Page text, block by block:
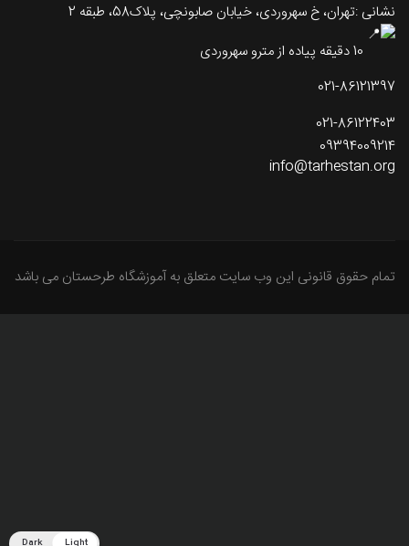
نشانی :تهران، خ سهروردی، خیابان صابونچی، پلاک58، طبقه 2
021-86121397
021-86122403
09394009214
info@tarhestan.org
تمام حقوق قانونی این وب سایت متعلق به آموزشگاه طرحستان می باشد